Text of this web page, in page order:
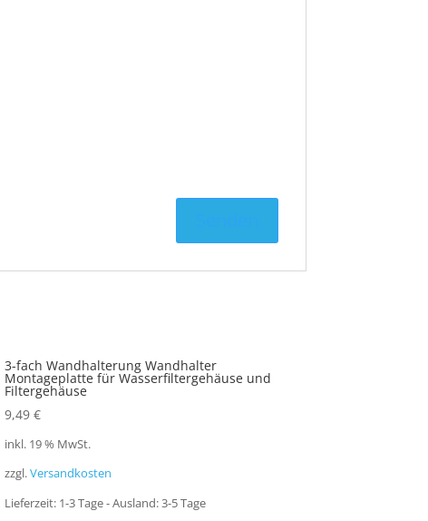
3-fach Wandhalterung Wandhalter
Montageplatte für Wasserfiltergehäuse und
Filtergehäuse
9,49€
inkl. 19 % MwSt.
zzgl.Versandkosten
Lieferzeit: 1-3 Tage - Ausland: 3-5 Tage